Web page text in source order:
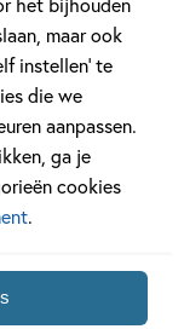
maar ook
instellen’ te
die we
aanpassen.
ga je
cookies
.
20 APRIL 2026
Achtergrond